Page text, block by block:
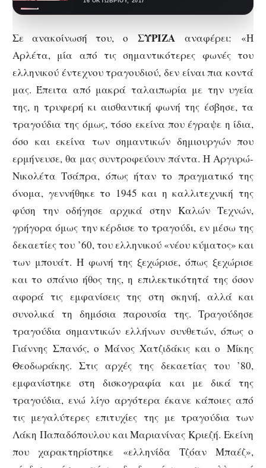
συγκροτήματος Olympians,
Σε ανακοίνωσή του, ο ΣΥΡΙΖΑ αναφέρει: «Η
Αρλέτα, μία από τις σημαντικότερες φωνές του
ελληνικού έντεχνου τραγουδιού, δεν είναι πια κοντά
μας. Έπειτα από μακρά ταλαιπωρία με την υγεία
της, η τρυφερή κι αισθαντική φωνή της έσβησε, τα
τραγούδια της όμως, τόσο εκείνα που έγραψε η ίδια,
όσο και εκείνα των σημαντικών δημιουργών που
ερμήνευσε, θα μας συντροφεύουν πάντα. Η Αργυρώ-
Νικολέτα Τσάπρα, όπως ήταν το πραγματικό της
όνομα, γεννήθηκε το 1945 και η καλλιτεχνική της
φύση την οδήγησε αρχικά στην Καλών Τεχνών,
γρήγορα όμως την κέρδισε το τραγούδι, εν μέσω της
δεκαετίες του ’60, του ελληνικού «νέου κύματος» και
των μπουάτ. Η φωνή της ξεχώρισε, όπως ξεχώρισε
και το σπάνιο ήθος της, η επιλεκτικότητά της όσον
αφορά τις εμφανίσεις της στη σκηνή, αλλά και
συνολικά τη δημόσια παρουσία της. Τραγούδησε
τραγούδια σημαντικών ελλήνων συνθετών, όπως ο
Γιάννης Σπανός, ο Μάνος Χατζιδάκις και ο Μίκης
Θεοδωράκης. Στις αρχές της δεκαετίας του ’80,
εμφανίστηκε στη δισκογραφία και με δικά της
τραγούδια, ενώ λίγο αργότερα έκανε κάποιες από
τις μεγαλύτερες επιτυχίες της με τραγούδια των
Λάκη Παπαδόπουλου και Μαριανίνας Κριεζή. Εκείνη
που χαρακτηρίστηκε «ελληνίδα Τζόαν Μπαέζ»,